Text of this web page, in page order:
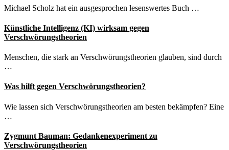
Michael Scholz hat ein ausgesprochen lesenswertes Buch …
Künstliche Intelligenz (KI) wirksam gegen
Verschwörungstheorien
Menschen, die stark an Verschwörungstheorien glauben, sind durch
…
Was hilft gegen Verschwörungstheorien?
Wie lassen sich Verschwörungstheorien am besten bekämpfen? Eine
…
Zygmunt Bauman: Gedankenexperiment zu
Verschwörungstheorien